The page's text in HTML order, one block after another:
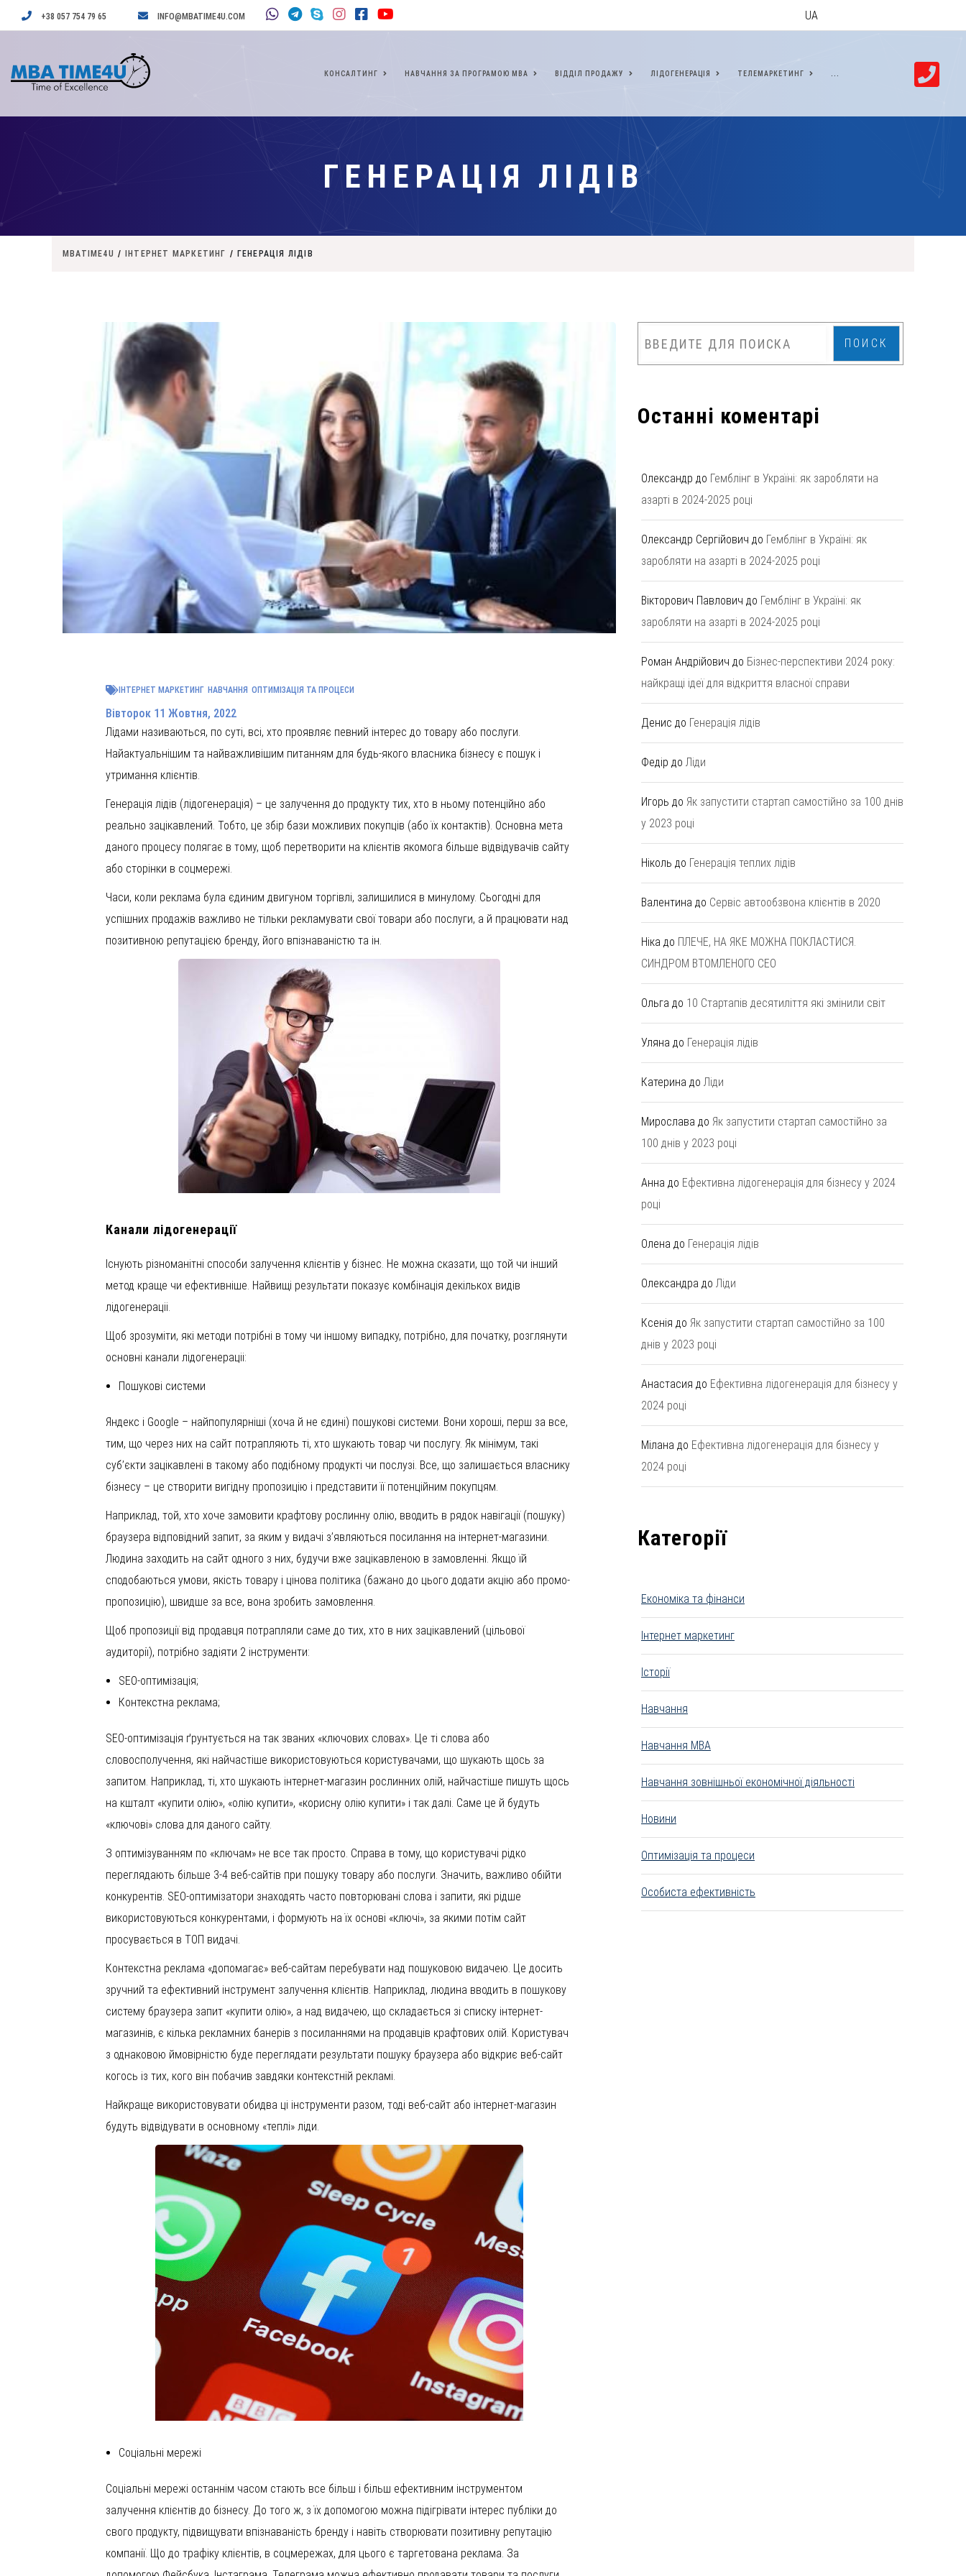
+38 057 754 79 65 INFO@MBATIME4U.COM UA
КОНСАЛТИНГ НАВЧАННЯ ЗА ПРОГРАМОЮ МВА ВІДДІЛ ПРОДАЖУ ЛІДОГЕНЕРАЦІЯ ТЕЛЕМАРКЕТИНГ
ГЕНЕРАЦІЯ ЛІДІВ
MBATIME4U / ІНТЕРНЕТ МАРКЕТИНГ / ГЕНЕРАЦІЯ ЛІДІВ
ІНТЕРНЕТ МАРКЕТИНГ НАВЧАННЯ ОПТИМІЗАЦІЯ ТА ПРОЦЕСИ
Вівторок 11 Жовтня, 2022
Лідами називаються, по суті, всі, хто проявляє певний інтерес до товару або послуги.
Найактуальнішим та найважливішим питанням для будь-якого власника бізнесу є пошук і
утримання клієнтів.
Генерація лідів (лідогенерація) – це залучення до продукту тих, хто в ньому потенційно або
реально зацікавлений. Тобто, це збір бази можливих покупців (або їх контактів). Основна мета
даного процесу полягає в тому, щоб перетворити на клієнтів якомога більше відвідувачів сайту
або сторінки в соцмережі.
Часи, коли реклама була єдиним двигуном торгівлі, залишилися в минулому. Сьогодні для
успішних продажів важливо не тільки рекламувати свої товари або послуги, а й працювати над
позитивною репутацією бренду, його впізнаваністю та ін.
Канали лідогенерації
Існують різноманітні способи залучення клієнтів у бізнес. Не можна сказати, що той чи інший
метод краще чи ефективніше. Найвищі результати показує комбінація декількох видів
лідогенераціі.
Щоб зрозуміти, які методи потрібні в тому чи іншому випадку, потрібно, для початку, розглянути
основні канали лідогенераціі:
Пошукові системи
Яндекс і Google – найпопулярніші (хоча й не єдині) пошукові системи. Вони хороші, перш за все,
тим, що через них на сайт потрапляють ті, хто шукають товар чи послугу. Як мінімум, такі
суб’єкти зацікавлені в такому або подібному продукті чи послузі. Все, що залишається власнику
бізнесу – це створити вигідну пропозицію і представити її потенційним покупцям.
Наприклад, той, хто хоче замовити крафтову рослинну олію, вводить в рядок навігації (пошуку)
браузера відповідний запит, за яким у видачі з’являються посилання на інтернет-магазини.
Людина заходить на сайт одного з них, будучи вже зацікавленою в замовленні. Якщо їй
сподобаються умови, якість товару і цінова політика (бажано до цього додати акцію або промо-
пропозицію), швидше за все, вона зробить замовлення.
Щоб пропозиції від продавця потрапляли саме до тих, хто в них зацікавлений (цільової
аудиторії), потрібно задіяти 2 інструменти:
SEO-оптимізація;
Контекстна реклама;
SEO-оптимізація ґрунтується на так званих «ключових словах». Це ті слова або
словосполучення, які найчастіше використовуються користувачами, що шукають щось за
запитом. Наприклад, ті, хто шукають інтернет-магазин рослинних олій, найчастіше пишуть щось
на кшталт «купити олію», «олію купити», «корисну олію купити» і так далі. Саме це й будуть
«ключові» слова для даного сайту.
З оптимізуванням по «ключам» не все так просто. Справа в тому, що користувачі рідко
переглядають більше 3-4 веб-сайтів при пошуку товару або послуги. Значить, важливо обійти
конкурентів. SEO-оптимізатори знаходять часто повторювані слова і запити, які рідше
використовуються конкурентами, і формують на їх основі «ключі», за якими потім сайт
просувається в ТОП видачі.
Контекстна реклама «допомагає» веб-сайтам перебувати над пошуковою видачею. Це досить
зручний та ефективний інструмент залучення клієнтів. Наприклад, людина вводить в пошукову
систему браузера запит «купити олію», а над видачею, що складається зі списку інтернет-
магазинів, є кілька рекламних банерів з посиланнями на продавців крафтових олій. Користувач
з однаковою ймовірністю буде переглядати результати пошуку браузера або відкриє веб-сайт
когось із тих, кого він побачив завдяки контекстній рекламі.
Найкраще використовувати обидва ці інструменти разом, тоді веб-сайт або інтернет-магазин
будуть відвідувати в основному «теплі» ліди.
Соціальні мережі
Соціальні мережі останнім часом стають все більш і більш ефективним інструментом
залучення клієнтів до бізнесу. До того ж, з їх допомогою можна підігрівати інтерес публіки до
свого продукту, підвищувати впізнаваність бренду і навіть створювати позитивну репутацію
компанії. Що до трафіку клієнтів, в соцмережах, для цього є таргетована реклама. За
ПОИСК
Останні коментарі
Олександр до Гемблінг в Україні: як заробляти на
азарті в 2024-2025 році
Олександр Сергійович до Гемблінг в Україні: як
заробляти на азарті в 2024-2025 році
Вікторович Павлович до Гемблінг в Україні: як
заробляти на азарті в 2024-2025 році
Роман Андрійович до Бізнес-перспективи 2024 року:
найкращі ідеї для відкриття власної справи
Денис до Генерація лідів
Федір до Ліди
Игорь до Як запустити стартап самостійно за 100 днів
у 2023 році
Ніколь до Генерація теплих лідів
Валентина до Сервіс автообзвона клієнтів в 2020
Ніка до ПЛЕЧЕ, НА ЯКЕ МОЖНА ПОКЛАСТИСЯ.
СИНДРОМ ВТОМЛЕНОГО СЕО
Ольга до 10 Стартапів десятиліття які змінили світ
Уляна до Генерація лідів
Катерина до Ліди
Мирослава до Як запустити стартап самостійно за
100 днів у 2023 році
Анна до Ефективна лідогенерація для бізнесу у 2024
році
Олена до Генерація лідів
Олександра до Ліди
Ксенія до Як запустити стартап самостійно за 100
днів у 2023 році
Анастасия до Ефективна лідогенерація для бізнесу у
2024 році
Мілана до Ефективна лідогенерація для бізнесу у
2024 році
Категорії
Економіка та фінанси
Інтернет маркетинг
Історії
Навчання
Навчання MBA
Навчання зовнішньої економічної діяльності
Новини
Оптимізація та процеси
Особиста ефективність